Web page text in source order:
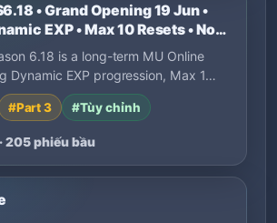
• Grand Opening 19 Jun •
EXP • Max 10 Resets • No
6.18 is a long-term MU Online
Dynamic EXP progression, Max 1…
#Part 3 #Tùy chỉnh
205 phiếu bầu